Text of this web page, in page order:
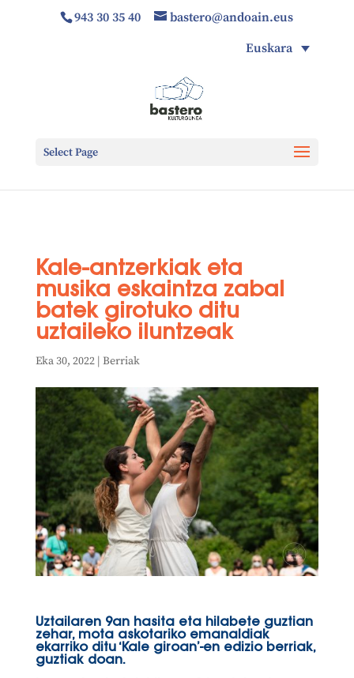
943 30 35 40
bastero@andoain.eus
Euskara
Select Page
Kale-antzerkiak eta
musika eskaintza zabal
batek girotuko ditu
uztaileko iluntzeak
Eka 30, 2022| Berriak
Uztailaren 9an hasita eta hilabete guztian
zehar, mota askotariko emanaldiak
ekarriko ditu ‘Kale giroan’-en edizio berriak,
guztiak doan.